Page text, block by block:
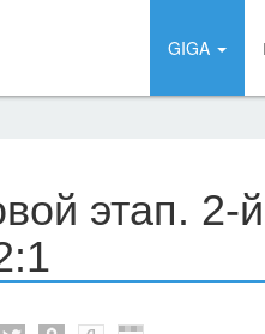
GIGA
этап. 2-